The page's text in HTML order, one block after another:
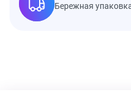
Бережная